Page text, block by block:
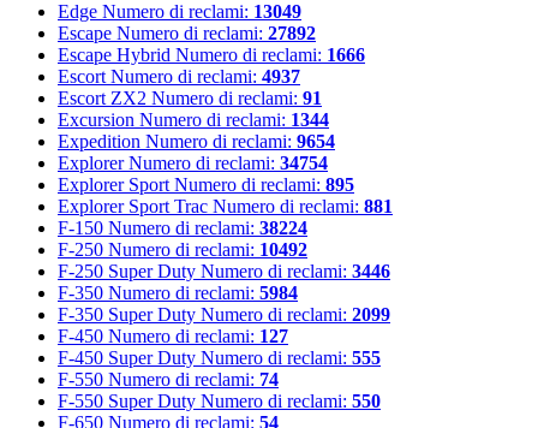
Edge Numero di reclami: 13049
Escape Numero di reclami: 27892
Escape Hybrid Numero di reclami: 1666
Escort Numero di reclami: 4937
Escort ZX2 Numero di reclami: 91
Excursion Numero di reclami: 1344
Expedition Numero di reclami: 9654
Explorer Numero di reclami: 34754
Explorer Sport Numero di reclami: 895
Explorer Sport Trac Numero di reclami: 881
F-150 Numero di reclami: 38224
F-250 Numero di reclami: 10492
F-250 Super Duty Numero di reclami: 3446
F-350 Numero di reclami: 5984
F-350 Super Duty Numero di reclami: 2099
F-450 Numero di reclami: 127
F-450 Super Duty Numero di reclami: 555
F-550 Numero di reclami: 74
F-550 Super Duty Numero di reclami: 550
F-650 Numero di reclami: 54